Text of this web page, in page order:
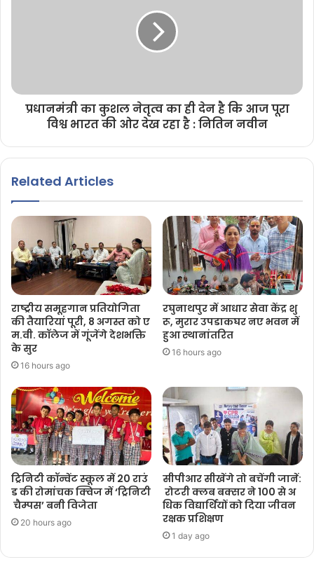
प्रधानमंत्री का कुशल नेतृत्व का ही देन है कि आज पूरा
विश्व भारत की ओर देख रहा है : नितिन नवीन
Related Articles
राष्ट्रीय समूहगान प्रतियोगिता
की तैयारियां पूरी, 8 अगस्त को ए
म.वी. कॉलेज में गूंजेंगे देशभक्ति
के सुर
16 hours ago
रघुनाथपुर में आधार सेवा केंद्र शु
रू, मुरार उपडाकघर नए भवन में
हुआ स्थानांतरित
16 hours ago
ट्रिनिटी कॉन्वेंट स्कूल में 20 राउं
ड की रोमांचक क्विज में ‘ट्रिनिटी
चैम्पस’ बनी विजेता
20 hours ago
सीपीआर सीखेंगे तो बचेंगी जानें:
रोटरी क्लब बक्सर ने 100 से अ
धिक विद्यार्थियों को दिया जीवन
रक्षक प्रशिक्षण
1 day ago